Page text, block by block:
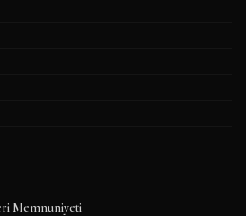
Memnuniyeti